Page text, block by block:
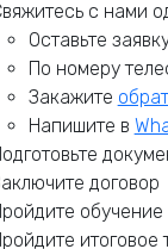
с нами
Оставьте
По номеру
Закажите
Напишите в
договор
обучение
итоговое